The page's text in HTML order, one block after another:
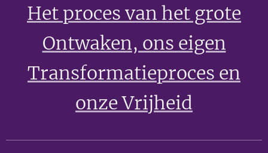
Het proces van het grote
Ontwaken, ons eigen
Transformatieproces en
onze Vrijheid